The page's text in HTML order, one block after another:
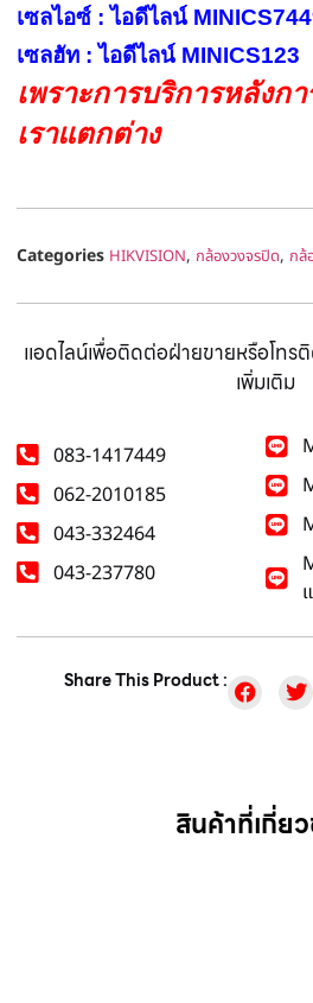
เซลไอซ์ : ไอดีไลน์
เซลฮัท : ไอดีไลน์ MINICS123
เพราะการบริการหลังก
เราแตกต่าง
Categories HIKVISION, กล้องวงจรปิด, กล้
แอดไลน์เพื่อติดต่อฝ่ายขายหรือโทร
เพิ่มเติม
083-1417449
062-2010185
043-332464
043-237780
Share This Product :
สินค้าที่เกี่ย